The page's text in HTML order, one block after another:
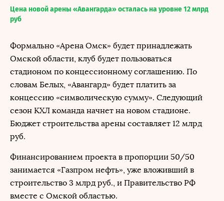
Цена новой арены «Авангарда» осталась на уровне 12 млрд
руб
Формально «Арена Омск» будет принадлежать
Омской области, клуб будет пользоваться
стадионом по концессионному соглашению. По
словам Белых, «Авангард» будет платить за
концессию «символическую сумму». Следующий
сезон КХЛ команда начнет на новом стадионе.
Бюджет строительства арены составляет 12 млрд
руб.
Финансированием проекта в пропорции 50/50
занимается «Газпром нефть», уже вложивший в
строительство 3 млрд руб., и Правительство РФ
вместе с Омской областью.